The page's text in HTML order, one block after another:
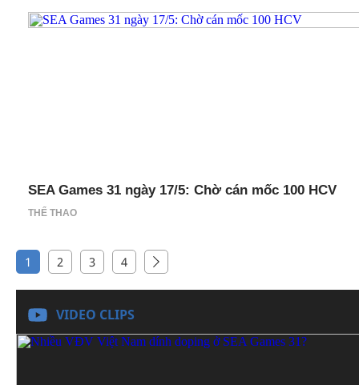
THỂ THAO
SEA Games 31 ngày 17/5: Chờ cán mốc 100 HCV
1 2 3 4
VIDEO CLIPS